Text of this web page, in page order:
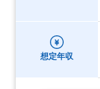
想定年収